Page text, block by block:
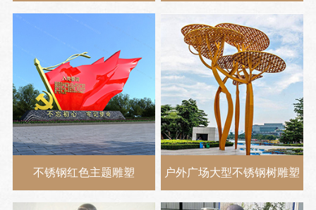
不锈钢红色主题雕塑 户外广场大型不锈钢树雕塑